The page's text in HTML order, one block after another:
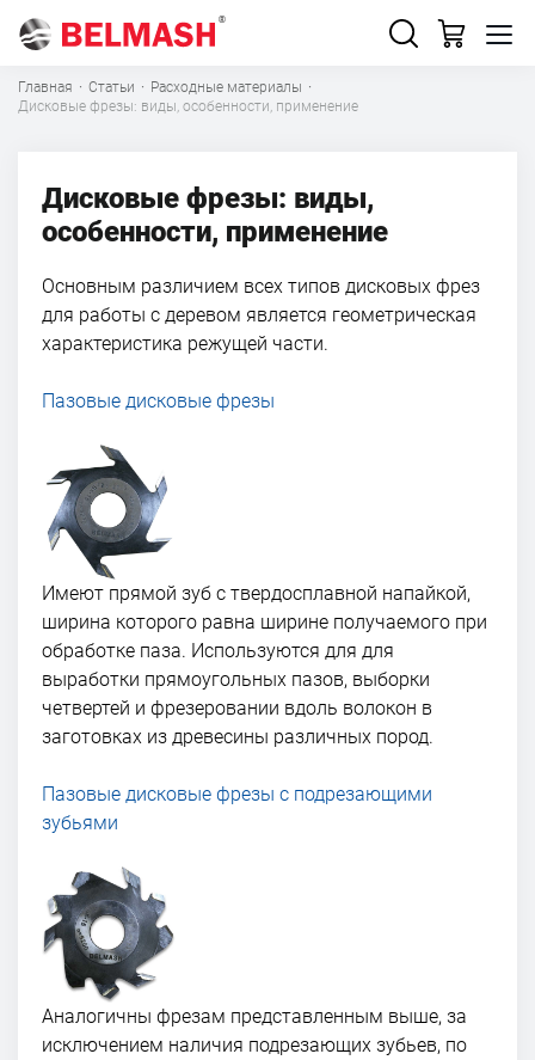
Главная · Статьи · Расходные материалы ·
Дисковые фрезы: виды, особенности, применение
Дисковые фрезы: виды,
особенности, применение
Основным различием всех типов дисковых фрез
для работы с деревом является геометрическая
характеристика режущей части.
Пазовые дисковые фрезы
Имеют прямой зуб с твердосплавной напайкой,
ширина которого равна ширине получаемого при
обработке паза. Используются для для
выработки прямоугольных пазов, выборки
четвертей и фрезеровании вдоль волокон в
заготовках из древесины различных пород.
Пазовые дисковые фрезы с подрезающими
зубьями
Аналогичны фрезам представленным выше, за
исключением наличия подрезающих зубьев, по